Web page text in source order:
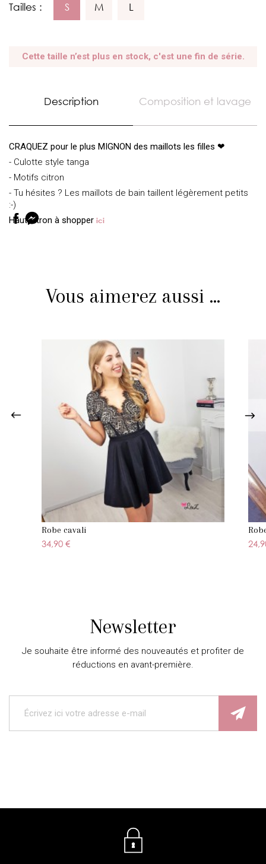
Tailles : S M L
Cette taille n’est plus en stock, c'est une fin de série.
Description Composition et lavage
CRAQUEZ pour le plus MIGNON des maillots les filles ❤
- Culotte style tanga
- Motifs citron
- Tu hésites ? Les maillots de bain taillent légèrement petits
:-)
Haut citron à shopper ici
Vous aimerez aussi ...
Robe cavali
34,90 €
Newsletter
Je souhaite être informé des nouveautés et profiter de
réductions en avant-première.